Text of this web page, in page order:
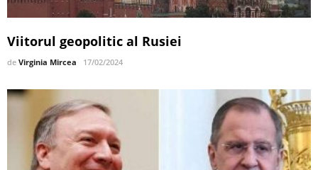
Viitorul geopolitic al Rusiei
de Virginia Mircea 17/02/2024